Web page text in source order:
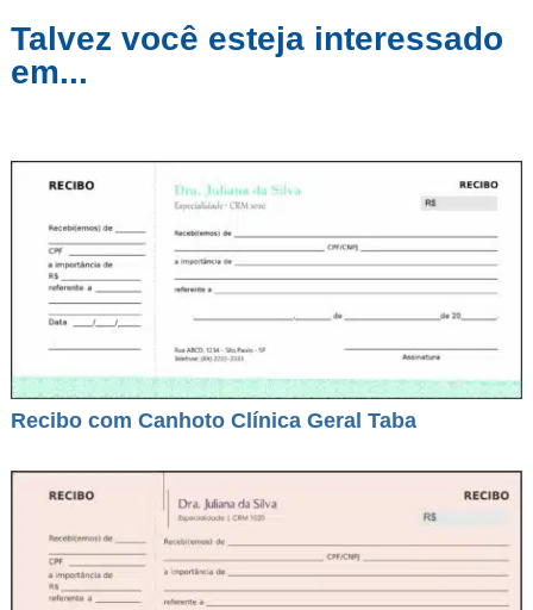
Talvez você esteja interessado
em...
Recibo com Canhoto Clínica Geral Taba